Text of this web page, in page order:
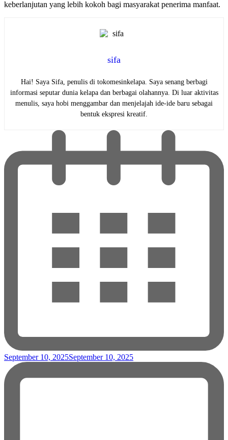
keberlanjutan yang lebih kokoh bagi masyarakat penerima manfaat.
sifa
Hai! Saya Sifa, penulis di tokomesinkelapa. Saya senang berbagi
informasi seputar dunia kelapa dan berbagai olahannya. Di luar aktivitas
menulis, saya hobi menggambar dan menjelajah ide-ide baru sebagai
bentuk ekspresi kreatif.
September 10, 2025September 10, 2025